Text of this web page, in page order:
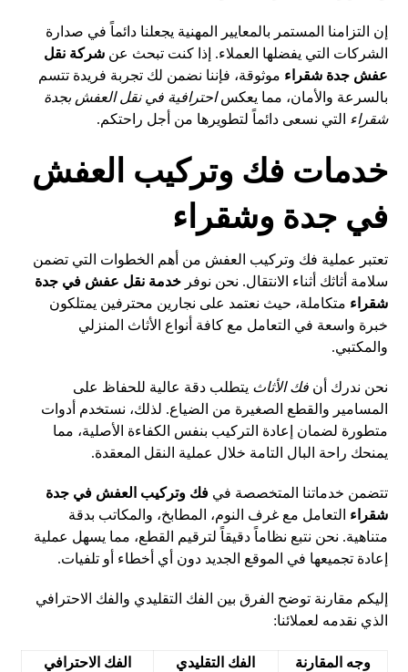
إن التزامنا المستمر بالمعايير المهنية يجعلنا دائماً في صدارة
الشركات التي يفضلها العملاء. إذا كنت تبحث عنشركة نقل
عفش جدة شقراء موثوقة، فإننا نضمن لك تجربة فريدة تتسم
بالسرعة والأمان، مما يعكساحترافية في نقل العفش بجدة
شقراء التي نسعى دائماً لتطويرها من أجل راحتكم.
خدمات فك وتركيب العفش
في جدة وشقراء
تعتبر عملية فك وتركيب العفش من أهم الخطوات التي تضمن
سلامة أثاثك أثناء الانتقال. نحن نوفرخدمة نقل عفش في جدة
شقراء متكاملة، حيث نعتمد على نجارين محترفين يمتلكون
خبرة واسعة في التعامل مع كافة أنواع الأثاث المنزلي
والمكتبي.
نحن ندرك أنفك الأثاث يتطلب دقة عالية للحفاظ على
المسامير والقطع الصغيرة من الضياع. لذلك، نستخدم أدوات
متطورة لضمان إعادة التركيب بنفس الكفاءة الأصلية، مما
يمنحك راحة البال التامة خلال عملية النقل المعقدة.
تتضمن خدماتنا المتخصصة فيفك وتركيب العفش في جدة
شقراء التعامل مع غرف النوم، المطابخ، والمكاتب بدقة
متناهية. نحن نتبع نظاماً دقيقاً لترقيم القطع، مما يسهل عملية
إعادة تجميعها في الموقع الجديد دون أي أخطاء أو تلفيات.
إليكم مقارنة توضح الفرق بين الفك التقليدي والفك الاحترافي
الذي نقدمه لعملائنا:
وجه المقارنة الفك التقليدي الفك الاحترافي